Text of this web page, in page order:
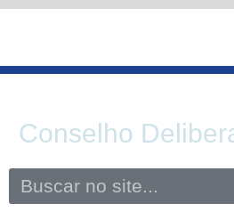
Ir
conteúdo
Conselho